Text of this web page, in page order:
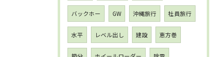
バックホー GW 沖縄旅行 社員旅行
水平 レベル出し 建設 恵方巻